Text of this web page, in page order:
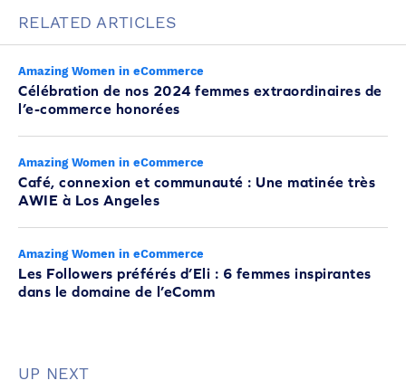
RELATED ARTICLES
Amazing Women in eCommerce
Célébration de nos 2024 femmes extraordinaires de
l’e-commerce honorées
Amazing Women in eCommerce
Café, connexion et communauté : Une matinée très
AWIE à Los Angeles
Amazing Women in eCommerce
Les Followers préférés d’Eli : 6 femmes inspirantes
dans le domaine de l’eComm
UP NEXT